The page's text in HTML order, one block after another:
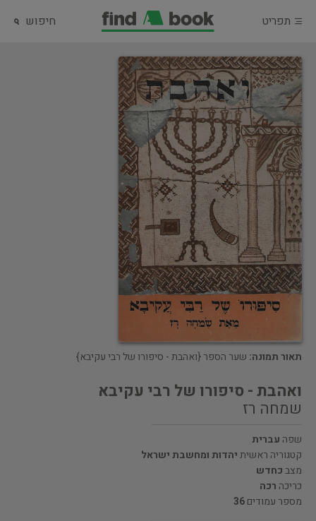
תפריט חיפוש
תאור תמונה: שער הספר {ואהבת - סיפורו של רבי עקיבא}
ואהבת - סיפורו של רבי עקיבא
שמחה רז
שפה עברית
קטגוריה ראשיתיהדות ומחשבת ישראל
מצבכחדש
כריכה רכה
מספר עמודים36